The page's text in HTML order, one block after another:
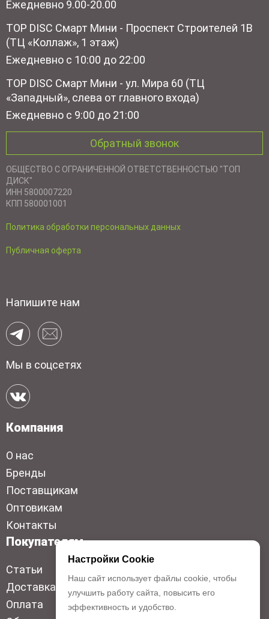
Ежедневно 9.00-20.00
TOP DISC Смарт Мини - Проспект Строителей 1В
(ТЦ «Коллаж», 1 этаж)
Ежедневно с 10:00 до 22:00
TOP DISC Смарт Мини - ул. Мира 60 (ТЦ
«Западный», слева от главного входа)
Ежедневно с 9:00 до 21:00
Обратный звонок
ОБЩЕСТВО С ОГРАНИЧЕННОЙ ОТВЕТСТВЕННОСТЬЮ "ТОП
ДИСК"
ИНН 5800007220
КПП 580001001
Политика обработки персональных данных
Публичная оферта
Напишите нам
Мы в соцсетях
Компания
О нас
Бренды
Поставщикам
Оптовикам
Контакты
Покупателям
Статьи
Доставка
Оплата
Настройки Cookie
Наш сайт использует файлы cookie, чтобы
улучшить работу сайта, повысить его
эффективность и удобство.